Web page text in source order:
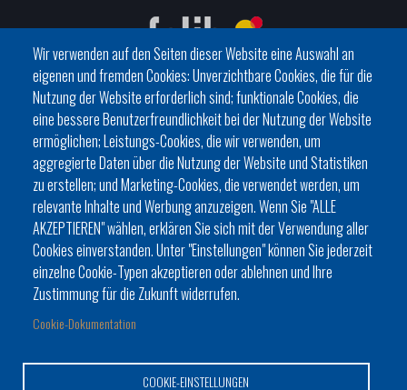
Wir verwenden auf den Seiten dieser Website eine Auswahl an
eigenen und fremden Cookies: Unverzichtbare Cookies, die für die
Nutzung der Website erforderlich sind; funktionale Cookies, die
eine bessere Benutzerfreundlichkeit bei der Nutzung der Website
ermöglichen; Leistungs-Cookies, die wir verwenden, um
aggregierte Daten über die Nutzung der Website und Statistiken
zu erstellen; und Marketing-Cookies, die verwendet werden, um
relevante Inhalte und Werbung anzuzeigen. Wenn Sie "ALLE
AKZEPTIEREN" wählen, erklären Sie sich mit der Verwendung aller
Cookies einverstanden. Unter "Einstellungen" können Sie jederzeit
einzelne Cookie-Typen akzeptieren oder ablehnen und Ihre
Zustimmung für die Zukunft widerrufen.
Cookie-Dokumentation
COOKIE-EINSTELLUNGEN
Footer
1
HISTÒRIA ORGANITZACIÓ
BATLES I BATLESSES
C/ del General Riera, 111 07010 Palma
Phone 971 760911 - Fax 971 763102